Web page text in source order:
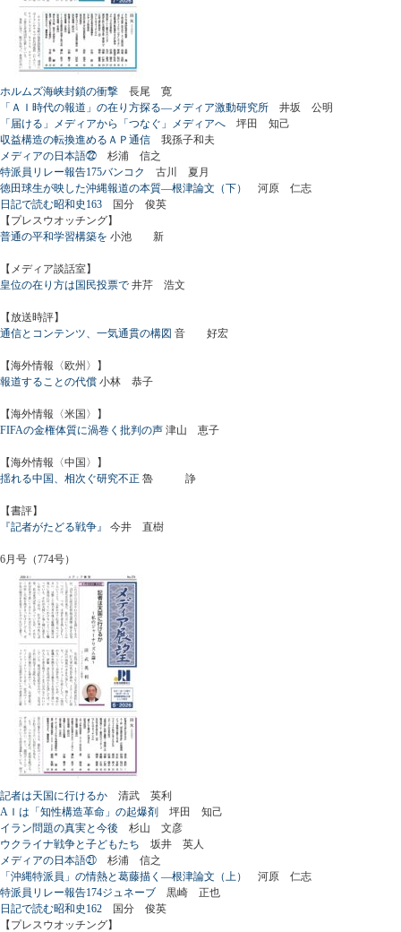
ホルムズ海峡封鎖の衝撃 長尾 寛
「ＡＩ時代の報道」の在り方探る―メディア激動研究所 井坂 公明
「届ける」メディアから「つなぐ」メディアへ 坪田 知己
収益構造の転換進めるＡＰ通信 我孫子和夫
メディアの日本語㉒ 杉浦 信之
特派員リレー報告175バンコク
古川 夏月
徳田球生が映した沖縄報道の本質―根津論文（下）
河原 仁志
日記で読む昭和史163 国分 俊英
【プレスウオッチング】
普通の平和学習構築を 小池 新
【メディア談話室】
皇位の在り方は国民投票で 井芹 浩文
【放送時評】
通信とコンテンツ、一気通貫の構図 音 好宏
【海外情報〈欧州〉】
報道することの代償 小林 恭子
【海外情報〈米国〉】
FIFAの金権体質に渦巻く批判の声 津山 恵子
【海外情報〈中国〉】
揺れる中国、相次ぐ研究不正 魯 諍
【書評】
『記者がたどる戦争』
今井 直樹
6月号（774号）
記者は天国に行けるか 清武 英利
AＩは「知性構造革命」の起爆剤 坪田 知己
イラン問題の真実と今後 杉山 文彦
ウクライナ戦争と子どもたち 坂井 英人
メディアの日本語㉑ 杉浦 信之
「沖縄特派員」の情熱と葛藤描く―根津論文（上）
河原 仁志
特派員リレー報告174ジュネーブ 黒崎 正也
日記で読む昭和史162 国分 俊英
【プレスウオッチング】